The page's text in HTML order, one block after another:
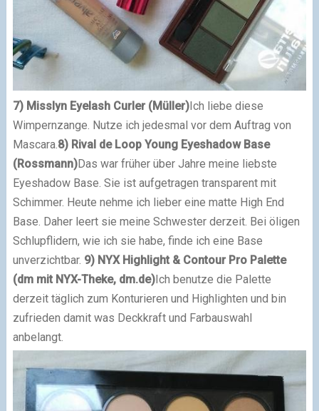
7) Misslyn Eyelash Curler (Müller)Ich liebe diese
Wimpernzange. Nutze ich jedesmal vor dem Auftrag von
Mascara.8) Rival de Loop Young Eyeshadow Base
(Rossmann)Das war früher über Jahre meine liebste
Eyeshadow Base. Sie ist aufgetragen transparent mit
Schimmer. Heute nehme ich lieber eine matte High End
Base. Daher leert sie meine Schwester derzeit. Bei öligen
Schlupflidern, wie ich sie habe, finde ich eine Base
unverzichtbar. 9) NYX Highlight & Contour Pro Palette
(dm mit NYX-Theke, dm.de)Ich benutze die Palette
derzeit täglich zum Konturieren und Highlighten und bin
zufrieden damit was Deckkraft und Farbauswahl
anbelangt.